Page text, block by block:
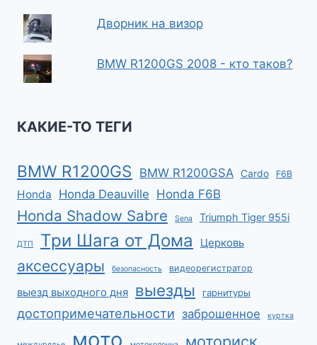
Дворник на визор
BMW R1200GS 2008 - кто таков?
КАКИЕ-ТО ТЕГИ
BMW R1200GS BMW R1200GSA Cardo F6B
Honda Honda Deauville Honda F6B
Honda Shadow Sabre Sena Triumph Tiger 955i
ДТП Три Шага от Дома Церковь
аксессуары безопасность видеорегистратор
выезд выходного дня выезды гарнитуры
достопримечательности заброшенное куртка
мото